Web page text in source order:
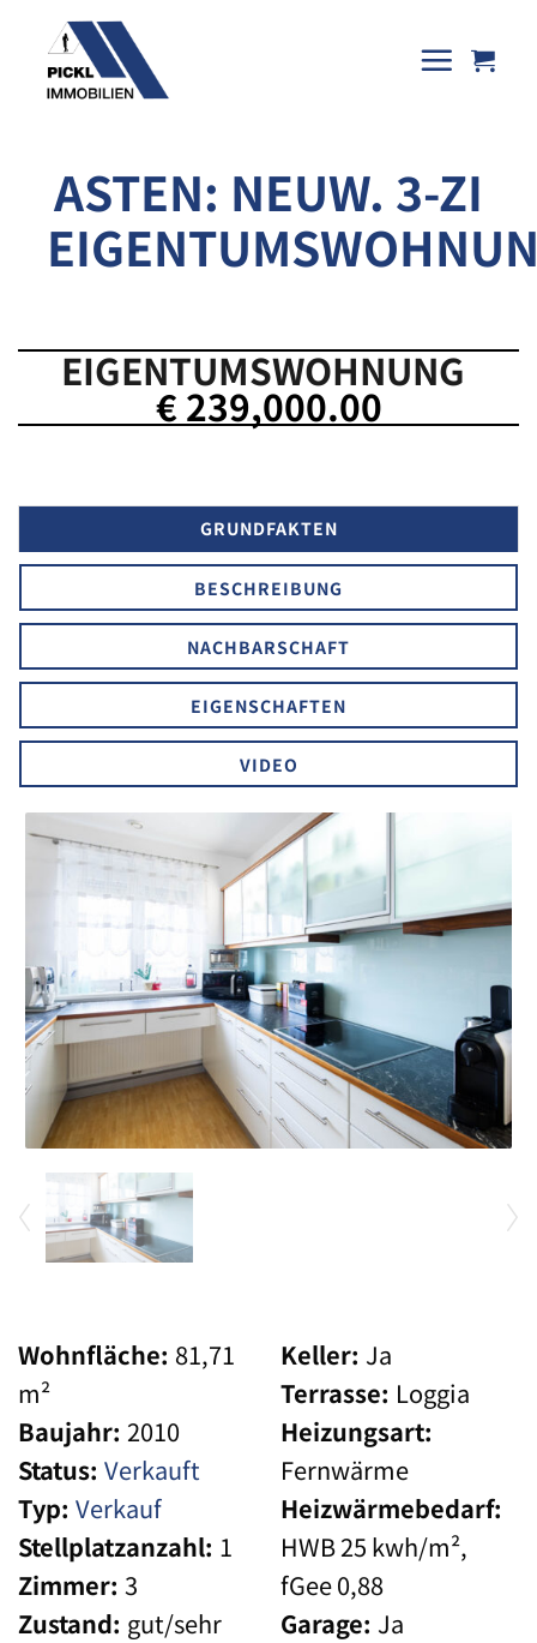
content
ASTEN: NEUW. 3-ZI
EIGENTUMSWOHNUNG
€ 239,000.00
GRUNDFAKTEN
BESCHREIBUNG
NACHBARSCHAFT
EIGENSCHAFTEN
VIDEO
Wohnfläche: 81,71
m²
Baujahr: 2010
Status: Verkauft
Typ: Verkauf
Stellplatzanzahl: 1
Zimmer: 3
Zustand: gut/sehr
Keller: Ja
Terrasse: Loggia
Heizungsart:
Fernwärme
Heizwärmebedarf:
HWB 25 kwh/m²,
fGee 0,88
Garage: Ja